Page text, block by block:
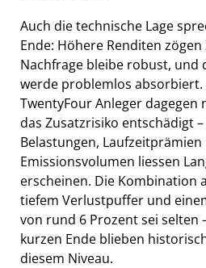
Auch die technische Lage
Ende: Höhere Renditen
Nachfrage bleibe robust, und
werde problemlos absorbiert.
TwentyFour Anleger dagegen
das Zusatzrisiko entschädigt
Belastungen,
Emissionsvolumen liessen
erscheinen. Die Kombination
tiefem Verlustpuffer und
von rund 6 Prozent sei selten
kurzen Ende blieben
diesem Niveau.